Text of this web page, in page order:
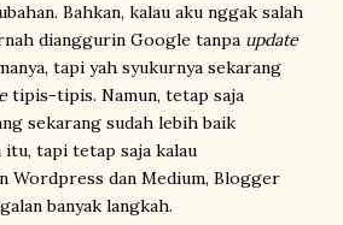
Bahkan, kalau aku nggak salah
dianggurin Google tanpa update
tapi yah syukurnya sekarang
tipis-tipis. Namun, tetap saja
sekarang sudah lebih baik
itu, tapi tetap saja kalau
Wordpress dan Medium, Blogger
banyak langkah.